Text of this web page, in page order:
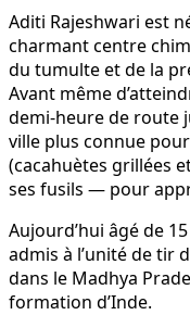
Aditi Rajeshwari est
charmant centre
du tumulte et de la
Avant même
demi-heure de route
ville plus connue
(cacahuètes grillées
ses fusils — pour
Aujourd’hui âgé de
admis à l’unité de tir
dans le Madhya
formation d’Inde.